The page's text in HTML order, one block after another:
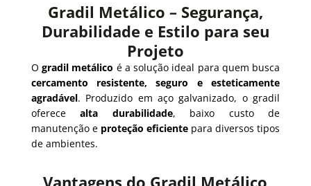
Gradil Metálico – Segurança,
Durabilidade e Estilo para seu
Projeto
Ogradil metálico é a solução ideal para quem busca
cercamento resistente, seguro e esteticamente
agradável. Produzido em aço galvanizado, o gradil
oferecealta durabilidade, baixo custo de
manutenção e proteção eficiente para diversos tipos
de ambientes.
Vantagens do Gradil Metálico